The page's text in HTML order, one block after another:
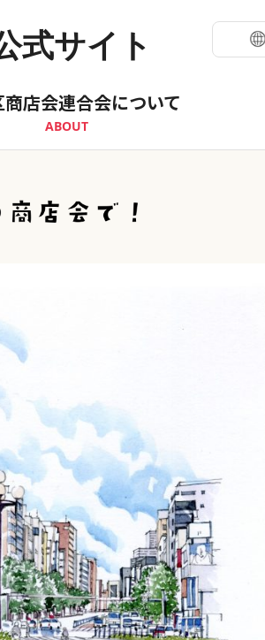
式サイト
商店会連合会について
ABOUT